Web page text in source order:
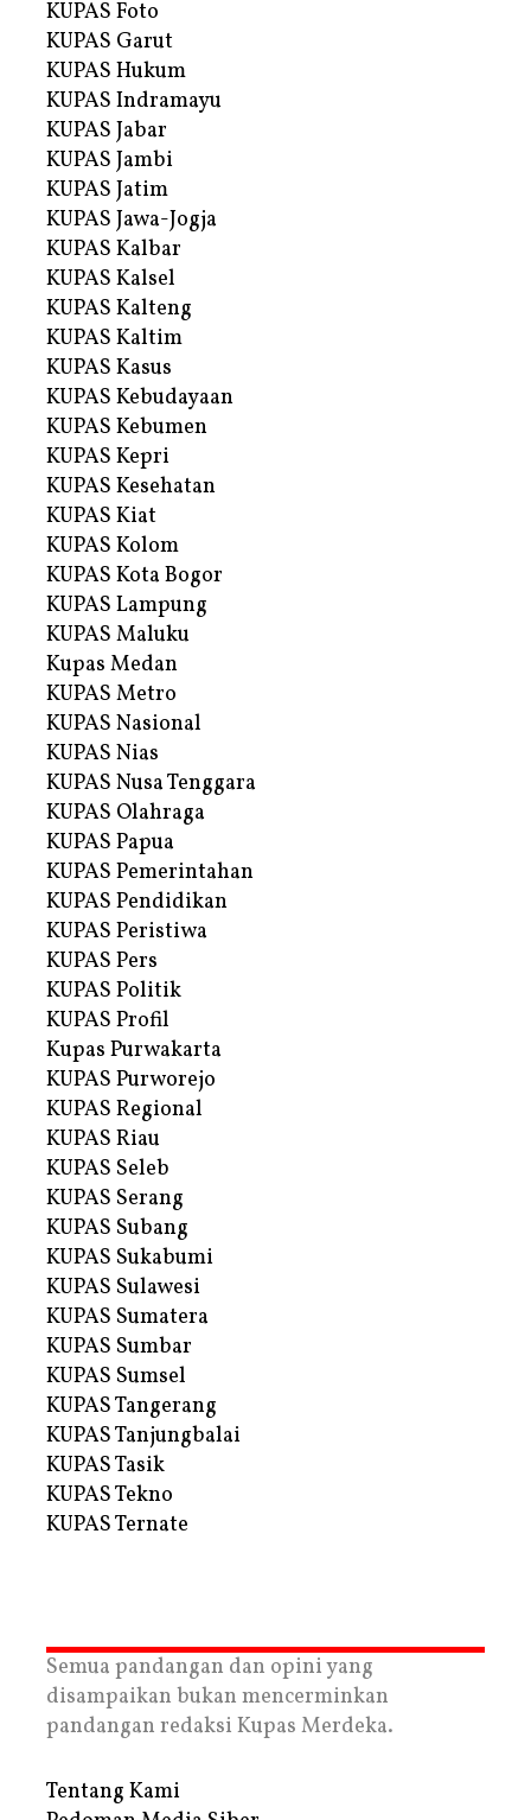
KUPAS Foto
KUPAS Garut
KUPAS Hukum
KUPAS Indramayu
KUPAS Jabar
KUPAS Jambi
KUPAS Jatim
KUPAS Jawa-Jogja
KUPAS Kalbar
KUPAS Kalsel
KUPAS Kalteng
KUPAS Kaltim
KUPAS Kasus
KUPAS Kebudayaan
KUPAS Kebumen
KUPAS Kepri
KUPAS Kesehatan
KUPAS Kiat
KUPAS Kolom
KUPAS Kota Bogor
KUPAS Lampung
KUPAS Maluku
Kupas Medan
KUPAS Metro
KUPAS Nasional
KUPAS Nias
KUPAS Nusa Tenggara
KUPAS Olahraga
KUPAS Papua
KUPAS Pemerintahan
KUPAS Pendidikan
KUPAS Peristiwa
KUPAS Pers
KUPAS Politik
KUPAS Profil
Kupas Purwakarta
KUPAS Purworejo
KUPAS Regional
KUPAS Riau
KUPAS Seleb
KUPAS Serang
KUPAS Subang
KUPAS Sukabumi
KUPAS Sulawesi
KUPAS Sumatera
KUPAS Sumbar
KUPAS Sumsel
KUPAS Tangerang
KUPAS Tanjungbalai
KUPAS Tasik
KUPAS Tekno
KUPAS Ternate
Semua pandangan dan opini yang
disampaikan bukan mencerminkan
pandangan redaksi Kupas Merdeka.
Tentang Kami